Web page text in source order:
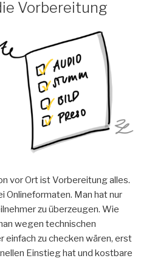
Vorbereitung
vor Ort ist Vorbereitung alles.
Onlineformaten. Man hat nur
zu überzeugen. Wie
wegen technischen
einfach zu checken wären, erst
Einstieg hat und kostbare